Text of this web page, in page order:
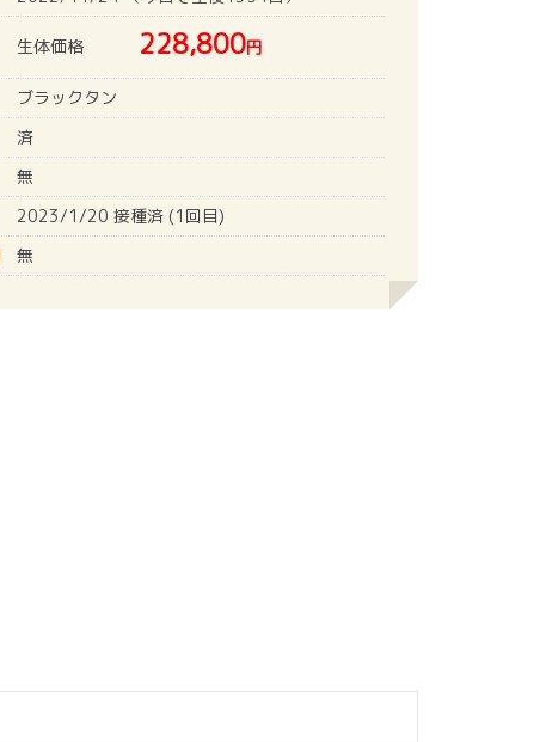
生体価格 228,800円
ブラックタン
済
無
2023/1/20 接種済 (1回目)
無